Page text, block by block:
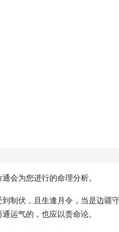
会为您进行的命理分析。
制伏，且生逢月令，当是边疆
运气的，也应以贵命论。